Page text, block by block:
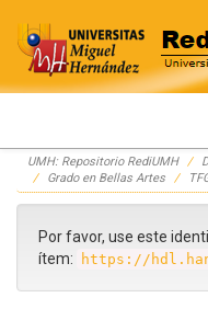
Skip
navigation
UMH: Repositorio RediUMH
Grado en Bellas Artes
Por favor, use este
ítem:
https://